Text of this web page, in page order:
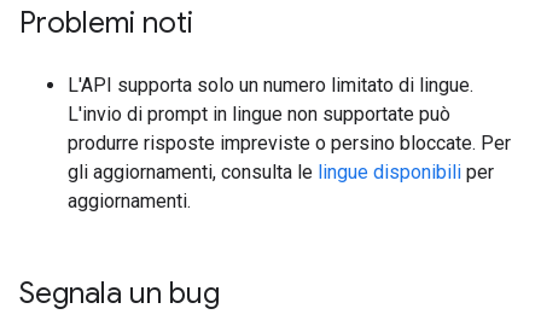
Problemi noti
L'API supporta solo un numero limitato di lingue.
L'invio di prompt in lingue non supportate può
produrre risposte impreviste o persino bloccate. Per
gli aggiornamenti, consulta le lingue disponibili per
aggiornamenti.
Segnala un bug